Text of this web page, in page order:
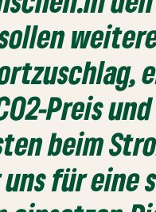
Preis
beim
für eine